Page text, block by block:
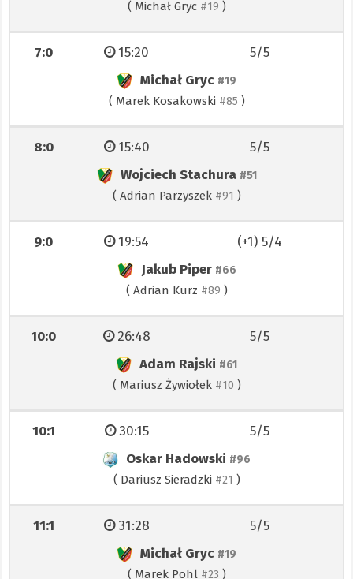
( Michał Gryc #19 )
7:0
Michał Gryc #19
( Marek Kosakowski #85 )
5/5
15:20
8:0
Wojciech Stachura #51
( Adrian Parzyszek #91 )
5/5
15:40
9:0
Jakub Piper #66
( Adrian Kurz #89 )
(+1) 5/4
19:54
10:0
Adam Rajski #61
( Mariusz Żywiołek #10 )
5/5
26:48
10:1
Oskar Hadowski #96
( Dariusz Sieradzki #21 )
5/5
30:15
11:1
Michał Gryc #19
( Marek Pohl #23 )
5/5
31:28